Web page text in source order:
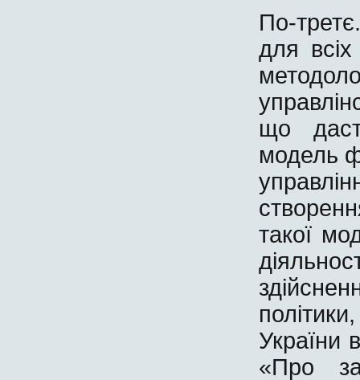
По-
для
що
модель
такої
України
«Про